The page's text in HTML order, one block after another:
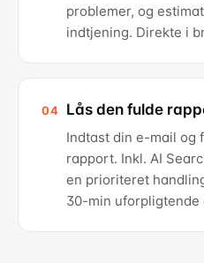
problemer, og
indtjening. Direkte i
04 Lås den fulde
Indtast din e-mail og
rapport. Inkl. AI
en prioriteret
30-min uforpligtende